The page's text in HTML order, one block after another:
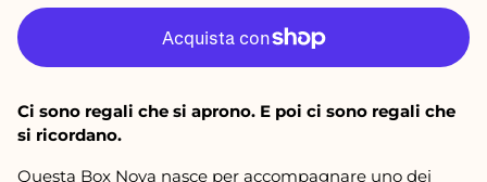
a
l
Ci sono regali che si aprono. E poi ci sono regali che
si ricordano.
Questa Box Noya nasce per accompagnare uno dei